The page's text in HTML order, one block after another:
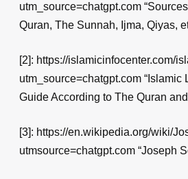
utm_source=chatgpt.com
Quran, The Sunnah, Ijma, Qiyas,
[2]: https://islamicinfocenter.com/
utm_source=chatgpt.com “Islamic
Guide According to The Quran
[3]: https://en.wikipedia.org/wiki/
utmsource=chatgpt.com “Joseph